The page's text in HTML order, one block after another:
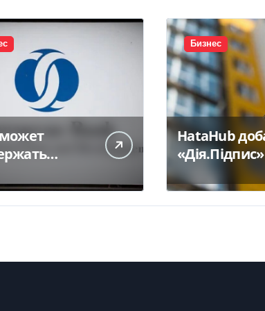
на 300 млн
Бизнес
HataHub
Delo.ua